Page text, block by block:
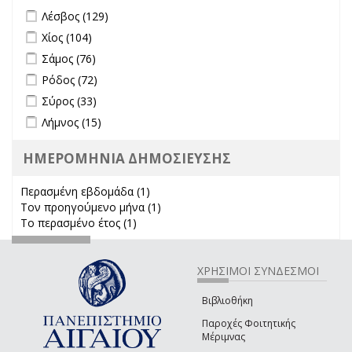
Apply Λέσβος filter
Λέσβος (129)
Apply Χίος filter
Χίος (104)
Apply Σάμος filter
Σάμος (76)
Apply Ρόδος filter
Ρόδος (72)
Apply Σύρος filter
Σύρος (33)
Apply Λήμνος filter
Λήμνος (15)
ΗΜΕΡΟΜΗΝΙΑ ΔΗΜΟΣΙΕΥΣΗΣ
Περασμένη εβδομάδα (1)
Τον προηγούμενο μήνα (1)
Το περασμένο έτος (1)
ΧΡΗΣΙΜΟΙ ΣΥΝΔΕΣΜΟΙ
Βιβλιοθήκη
Παροχές Φοιτητικής
Μέριμνας